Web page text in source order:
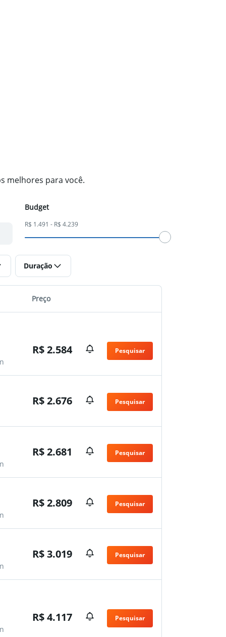
melhores para você.
Budget
R$ 1.491 - R$ 4.239
Duração
Preço
R$ 2.584 Pesquisar
R$ 2.676 Pesquisar
R$ 2.681 Pesquisar
R$ 2.809 Pesquisar
R$ 3.019 Pesquisar
R$ 4.117 Pesquisar